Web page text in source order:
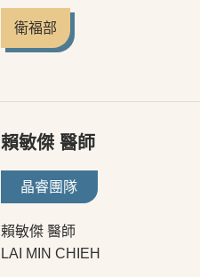
衛福部
賴敏傑 醫師
晶睿團隊
賴敏傑 醫師
LAI MIN CHIEH